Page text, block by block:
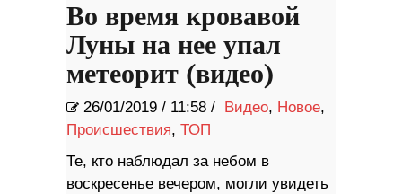
Во время кровавой
Луны на нее упал
метеорит (видео)
26/01/2019 / 11:58 / Видео, Новое,
Происшествия, ТОП
Те, кто наблюдал за небом в
воскресенье вечером, могли увидеть